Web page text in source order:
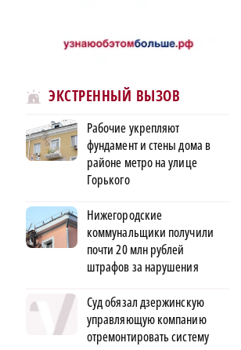
ЭКСТРЕННЫЙ ВЫЗОВ
Рабочие укрепляют
фундамент и стены дома в
районе метро на улице
Горького
Нижегородские
коммунальщики получили
почти 20 млн рублей
штрафов за нарушения
Суд обязал дзержинскую
управляющую компанию
отремонтировать систему